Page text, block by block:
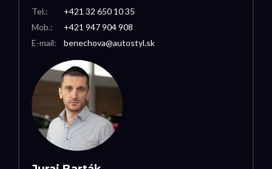
Tel.:
Mob.:
E-mail:
+421 32 650 10 35
+421 947 904 908
benechova@autostyl.sk